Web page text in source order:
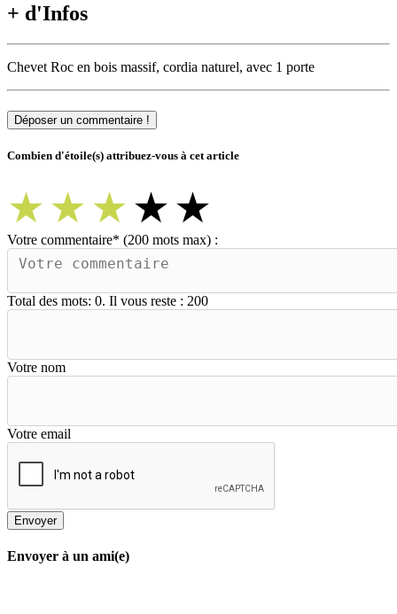
+ d'Infos
Chevet Roc en bois massif, cordia naturel, avec 1 porte
Déposer un commentaire !
Combien d'étoile(s) attribuez-vous à cet article
★★★★★
Votre commentaire* (200 mots max) :
Total des mots: 0. Il vous reste : 200
Votre nom
Votre email
Envoyer
Envoyer à un ami(e)